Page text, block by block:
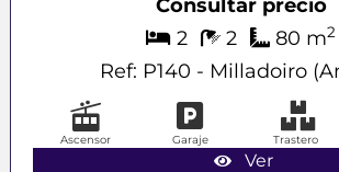
Consultar precio
2
2 80 m2
Ref: P140 - Milladoiro
Ver
Ascensor Garaje Trastero